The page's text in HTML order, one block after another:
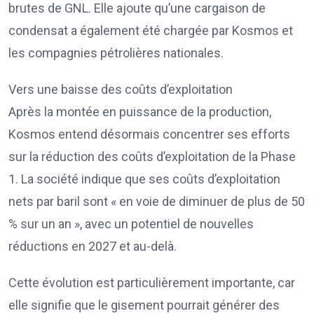
brutes de GNL. Elle ajoute qu’une cargaison de
condensat a également été chargée par Kosmos et
les compagnies pétrolières nationales.
Vers une baisse des coûts d’exploitation
Après la montée en puissance de la production,
Kosmos entend désormais concentrer ses efforts
sur la réduction des coûts d’exploitation de la Phase
1. La société indique que ses coûts d’exploitation
nets par baril sont « en voie de diminuer de plus de 50
% sur un an », avec un potentiel de nouvelles
réductions en 2027 et au-delà.
Cette évolution est particulièrement importante, car
elle signifie que le gisement pourrait générer des